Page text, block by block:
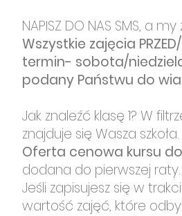
NAPISZ DO NAS SMS, a
Wszystkie zajęcia
termin- sobota/
podany Państwu do
Jak znaleźć klasę 1? W
znajduje się Wasza szkoła.
Oferta cenowa kursu
dodana do pierwszej raty.
Jeśli zapisujesz się w
wartość zajęć, które